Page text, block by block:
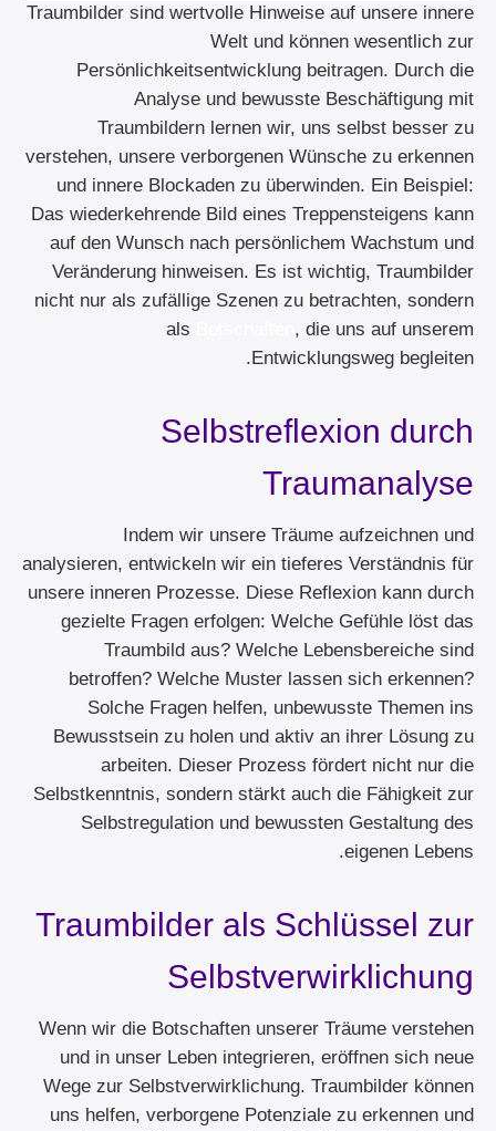
Traumbilder sind wertvolle Hinweise auf unsere innere
Welt und können wesentlich zur
Persönlichkeitsentwicklung beitragen. Durch die
Analyse und bewusste Beschäftigung mit
Traumbildern lernen wir, uns selbst besser zu
verstehen, unsere verborgenen Wünsche zu erkennen
und innere Blockaden zu überwinden. Ein Beispiel:
Das wiederkehrende Bild eines Treppensteigens kann
auf den Wunsch nach persönlichem Wachstum und
Veränderung hinweisen. Es ist wichtig, Traumbilder
nicht nur als zufällige Szenen zu betrachten, sondern
als
, die uns auf unserem
Entwicklungsweg begleiten.
Selbstreflexion durch
Traumanalyse
Indem wir unsere Träume aufzeichnen und
analysieren, entwickeln wir ein tieferes Verständnis für
unsere inneren Prozesse. Diese Reflexion kann durch
gezielte Fragen erfolgen: Welche Gefühle löst das
Traumbild aus? Welche Lebensbereiche sind
betroffen? Welche Muster lassen sich erkennen?
Solche Fragen helfen, unbewusste Themen ins
Bewusstsein zu holen und aktiv an ihrer Lösung zu
arbeiten. Dieser Prozess fördert nicht nur die
Selbstkenntnis, sondern stärkt auch die Fähigkeit zur
Selbstregulation und bewussten Gestaltung des
eigenen Lebens.
Traumbilder als Schlüssel zur
Selbstverwirklichung
Wenn wir die Botschaften unserer Träume verstehen
und in unser Leben integrieren, eröffnen sich neue
Wege zur Selbstverwirklichung. Traumbilder können
uns helfen, verborgene Potenziale zu erkennen und